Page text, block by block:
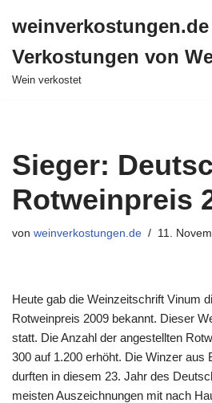
Inhalt
springen
weinverkostungen.de
Verkostungen von
Wein verkostet
Sieger:
Rotweinpreis
von weinverkostungen.de 11.
Heute gab die Weinzeitschrift Vinum
Rotweinpreis 2009 bekannt. Dieser
statt. Die Anzahl der angestellten
300 auf 1.200 erhöht. Die Winzer aus
durften in diesem 23. Jahr des
meisten Auszeichnungen mit nach